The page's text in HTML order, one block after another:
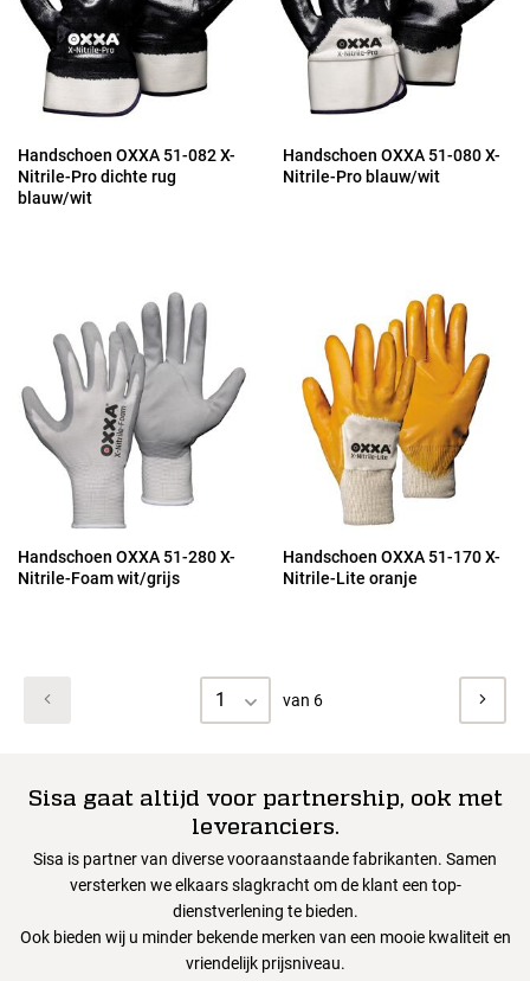
Handschoen OXXA 51-082 X-
Nitrile-Pro dichte rug
blauw/wit
Handschoen OXXA 51-080 X-
Nitrile-Pro blauw/wit
Handschoen OXXA 51-280 X-
Nitrile-Foam wit/grijs
Handschoen OXXA 51-170 X-
Nitrile-Lite oranje
1 van 6
Sisa gaat altijd voor partnership, ook met
leveranciers.
Sisa is partner van diverse vooraanstaande fabrikanten. Samen
versterken we elkaars slagkracht om de klant een top-
dienstverlening te bieden.
Ook bieden wij u minder bekende merken van een mooie kwaliteit en
vriendelijk prijsniveau.